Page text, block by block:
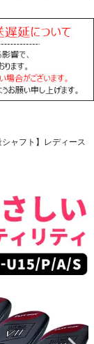
ャフト】レディース